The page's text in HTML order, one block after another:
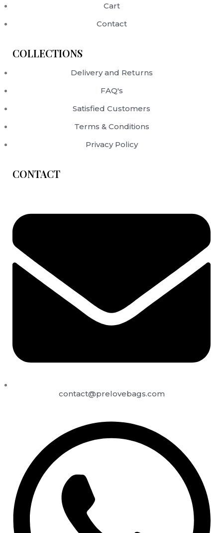
Cart
Contact
COLLECTIONS
Delivery and Returns
FAQ's
Satisfied Customers
Terms & Conditions
Privacy Policy
CONTACT
contact@prelovebags.com